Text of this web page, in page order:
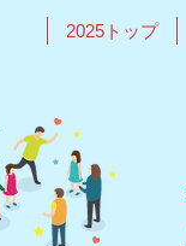
2025トップ